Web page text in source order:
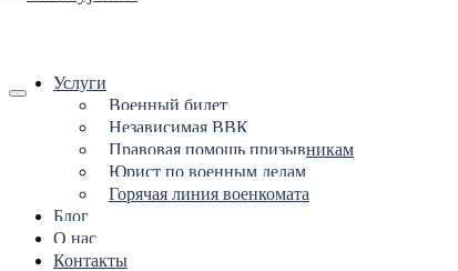
Услуги
Военный билет
Независимая ВВК
Правовая помощь призывникам
Юрист по военным делам
Горячая линия военкомата
Блог
О нас
Контакты